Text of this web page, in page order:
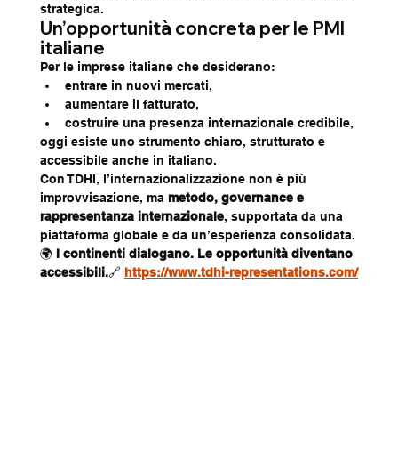
strategica.
Un’opportunità concreta per le PMI
italiane
Per le imprese italiane che desiderano:
entrare in nuovi mercati,
aumentare il fatturato,
costruire una presenza internazionale credibile,
oggi esiste uno strumento chiaro, strutturato e
accessibile anche in italiano.
Con TDHI, l’internazionalizzazione non è più
improvvisazione, ma metodo, governance e
rappresentanza internazionale, supportata da una
piattaforma globale e da un’esperienza consolidata.
🌍 I continenti dialogano. Le opportunità diventano
accessibili.🔗 https://www.tdhi-representations.com/